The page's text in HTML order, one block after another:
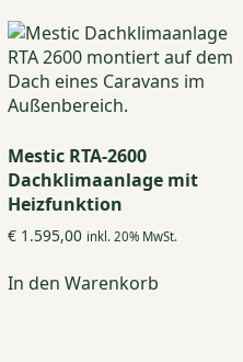
auf.
Die
der
gewählt
Mestic RTA-2600
Dachklimaanlage mit
Heizfunktion
€1.595,00 inkl. 20% MwSt.
In den Warenkorb